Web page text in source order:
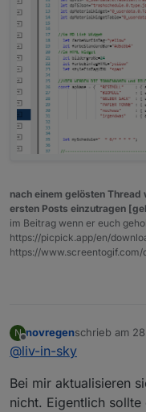
nach einem gelösten
ersten Posts einzutragen
im Beitrag wenn er euch
https://picpick.app/en/
https://www.screentogif.com/
N
Offline
novregenschrieb am
zuletzt
@liv-in-sky
Bei mir aktualisieren
nicht. Eigentlich